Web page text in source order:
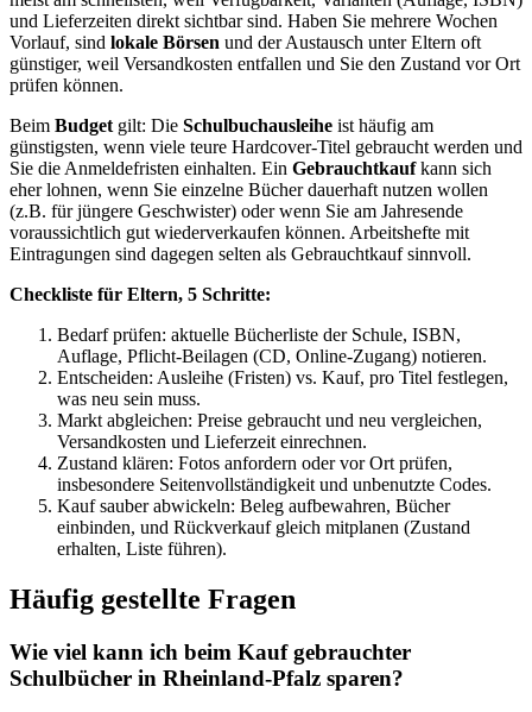
und Lieferzeiten direkt sichtbar sind. Haben Sie mehrere Wochen
Vorlauf, sind lokale Börsen und der Austausch unter Eltern oft
günstiger, weil Versandkosten entfallen und Sie den Zustand vor Ort
prüfen können.
Beim Budget gilt: Die Schulbuchausleihe ist häufig am
günstigsten, wenn viele teure Hardcover-Titel gebraucht werden und
Sie die Anmeldefristen einhalten. Ein Gebrauchtkaufkann sich
eher lohnen, wenn Sie einzelne Bücher dauerhaft nutzen wollen
(z.B. für jüngere Geschwister) oder wenn Sie am Jahresende
voraussichtlich gut wiederverkaufen können. Arbeitshefte mit
Eintragungen sind dagegen selten als Gebrauchtkauf sinnvoll.
Checkliste für Eltern, 5 Schritte:
Bedarf prüfen: aktuelle Bücherliste der Schule, ISBN,
Auflage, Pflicht-Beilagen (CD, Online-Zugang) notieren.
Entscheiden: Ausleihe (Fristen) vs. Kauf, pro Titel festlegen,
was neu sein muss.
Markt abgleichen: Preise gebraucht und neu vergleichen,
Versandkosten und Lieferzeit einrechnen.
Zustand klären: Fotos anfordern oder vor Ort prüfen,
insbesondere Seitenvollständigkeit und unbenutzte Codes.
Kauf sauber abwickeln: Beleg aufbewahren, Bücher
einbinden, und Rückverkauf gleich mitplanen (Zustand
erhalten, Liste führen).
Häufig gestellte Fragen
Wie viel kann ich beim Kauf gebrauchter
Schulbücher in Rheinland-Pfalz sparen?